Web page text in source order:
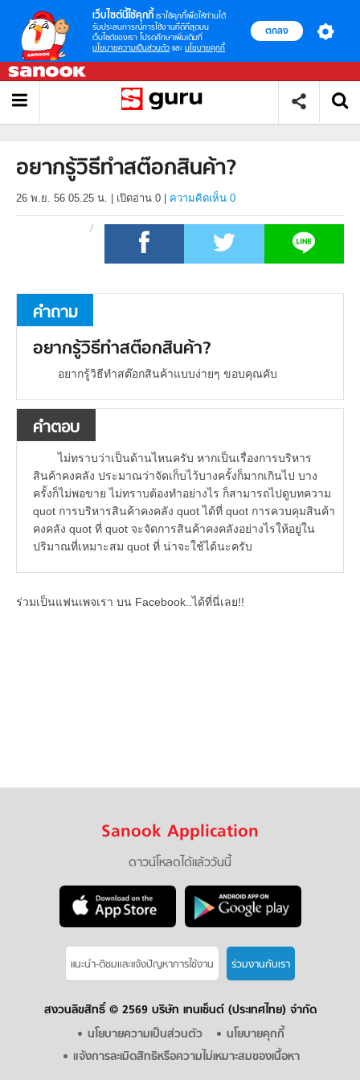
เว็บไซต์นี้ใช้คุกกี้ เราใช้คุกกี้เพื่อให้ท่านได้
รับประสบการณ์การใช้งานที่ดีที่สุดบน
เว็บไซต์ของเรา โปรดศึกษาเพิ่มเติมที่
นโยบายความเป็นส่วนตัว และ นโยบายคุกกี้
ตกลง
อยากรู้วิธีทำสต๊อกสินค้า?
26 พ.ย. 56 05.25 น. เปิดอ่าน 0 ความคิดเห็น 0
คำถาม
อยากรู้วิธีทำสต๊อกสินค้า?
อยากรู้วิธีทำสต๊อกสินค้าแบบง่ายๆ ขอบคุณคับ
คำตอบ
ไม่ทราบว่าเป็นด้านไหนครับ หากเป็นเรื่องการบริหาร
สินค้าคงคลัง ประมาณว่าจัดเก็บไว้บางครั้งก็มากเกินไป บาง
ครั้งก็ไม่พอขาย ไม่ทราบต้องทำอย่างไร ก็สามารถไปดูบทความ
quot การบริหารสินค้าคงคลัง quot ได้ที่ quot การควบคุมสินค้า
คงคลัง quot ที่ quot จะจัดการสินค้าคงคลังอย่างไรให้อยู่ใน
ปริมาณที่เหมาะสม quot ที่ น่าจะใช้ได้นะครับ
ร่วมเป็นแฟนเพจเรา บน Facebook..ได้ที่นี่เลย!!
Sanook Application
ดาวน์โหลดได้แล้ววันนี้
แนะนำ-ติชมเเละแจ้งปัญหาการใช้งาน ร่วมงานกับเรา
สงวนลิขสิทธิ์ © 2569 บริษัท เทนเซ็นต์ (ประเทศไทย) จำกัด
นโยบายความเป็นส่วนตัว
นโยบายคุกกี้
แจ้งการละเมิดสิทธิหรือความไม่เหมาะสมของเนื้อหา